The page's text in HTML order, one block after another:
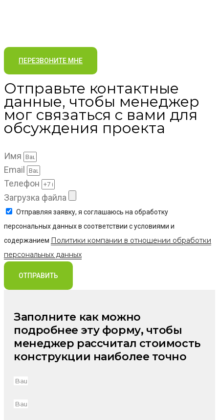
ПЕРЕЗВОНИТЕ МНЕ
Отправьте контактные
данные, чтобы менеджер
мог связаться с вами для
обсуждения проекта
Имя
Email
Телефон
Загрузка файла
Отправляя заявку, я соглашаюсь на обработку
персональных данных в соответствии с условиями и
содержанием Политики компании в отношении обработки
персональных данных
ОТПРАВИТЬ
Заполните как можно
подробнее эту форму, чтобы
менеджер рассчитал стоимость
конструкции наиболее точно